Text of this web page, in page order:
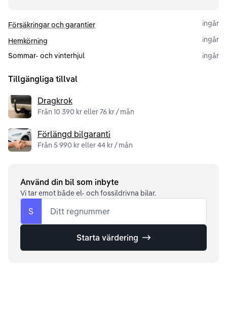
Försäkringar och garantier
ingår
Hemkörning
ingår
Sommar- och vinterhjul
ingår
Tillgängliga tillval
Dragkrok
Från 10 390 kr eller 76 kr / mån
Förlängd bilgaranti
Från 5 990 kr eller 44 kr / mån
Använd din bil som inbyte
Vi tar emot både el- och fossildrivna bilar.
S Ditt regnummer
Starta värdering